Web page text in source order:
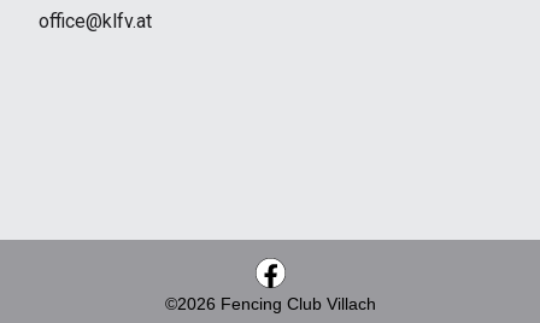
office@klfv.at
©2026 Fencing Club Villach